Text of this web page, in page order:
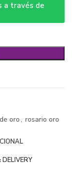
a través de
oro, rosario oro